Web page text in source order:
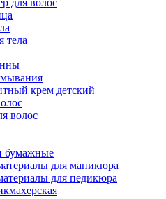
для волос
тела
крем детский
волос
бумажные
для маникюра
для педикюра